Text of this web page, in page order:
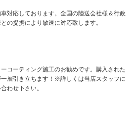
対応しております。全国の陸送会社様＆行政
の提携により敏速に対応致します。
コーティング施工のお勧めです。購入された
層引き立ちます！※詳しくは当店スタッフに
わせ下さい。